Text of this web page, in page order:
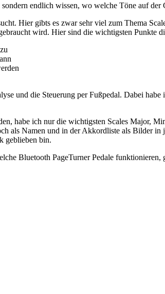
endlich wissen, wo welche Töne auf
Hier gibts es zwar sehr viel zum Thema
wird. Hier sind die wichtigsten Punkte
und die Steuerung per Fußpedal. Dabei
habe ich nur die wichtigsten Scales Major,
als Namen und in der Akkordliste als Bilder in
geblieben bin.
Bluetooth PageTurner Pedale